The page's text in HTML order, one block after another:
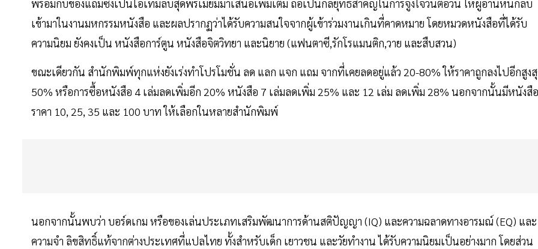
พร้อมกับของแถมซึ่งเป็นไอเทมลับสุดพรีเมียมมาเสนอเพิ่มเติม ถือเป็นกลยุทธ์สำคัญในการจูงใจวันต่อวัน ให้ผู้อ่านหันกลับ
เข้ามาในงานมหกรรมหนังสือ และผลปรากฏว่าได้รับความสนใจจากผู้เข้าร่วมงานเกินที่คาดหมาย โดยหมวดหนังสือที่ได้รับ
ความนิยม ยังคงเป็น หนังสือการ์ตูน หนังสือจิตวิทยา และนิยาย (แฟนตาซี,รักโรแมนติก,วาย และสืบสวน)
ขณะเดียวกัน สำนักพิมพ์ทุกแห่งยังเร่งทำโปรโมชั่น ลด แลก แจก แถม จากที่เคยลดอยู่แล้ว 20-80% ให้ราคาถูกลงไปอีกสูง
50% หรือการซื้อหนังสือ 4 เล่มลดเพิ่มอีก 20% หนังสือ 7 เล่มลดเพิ่ม 25% และ 12 เล่ม ลดเพิ่ม 28% นอกจากนั้นมีหนังสือ
ราคา 10, 25, 35 และ 100 บาท ให้เลือกในหลายสำนักพิมพ์
นอกจากนั้นพบว่า บอร์ดเกม หรือของเล่นประเภทเสริมพัฒนาการด้านสติปัญญา (IQ) และความฉลาดทางอารมณ์ (EQ) และ
ความจำ ลิขสิทธิ์แท้จากต่างประเทศที่แปลไทย ทั้งสำหรับเด็ก เยาวชน และวัยทำงาน ได้รับความนิยมเป็นอย่างมาก โดยส่วน